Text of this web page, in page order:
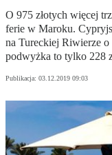
O 975 złotych więcej
ferie w Maroku.
na Tureckiej Riwierze o
podwyżka to tylko 228
Publikacja: 03.12.2019 09:03